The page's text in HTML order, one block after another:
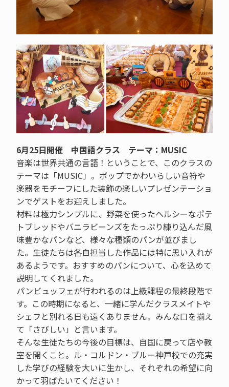
6月25日開催 中国語クラス テーマ：MUSIC
音楽は世界共通の言語！ということで、このクラスの
テーマは「MUSIC」。ポップでかわいらしい音符や
楽器をモチーフにした装飾の楽しいプレゼンテーショ
ンでゲストをお迎えしました。
材料は極力シンプルに、野菜を使ったヘルシーなポテ
トブレッドやバニラビーンズをたっぷり練り込んだ風
味豊かなパンなど、様々な種類のパンが並びまし
た。生徒たちは各自担当した作品には特に思い入れが
あるようです。おすすめのパンについて、心を込めて
説明してくれました。
パンビュッフェが行われるのは上級課程の最終段階で
す。この時期になると、一緒に学んだクラスメイトや
シェフと別れる日も遠くありません。みんな口を揃え
て「さびしい」と言います。
そんな生徒たちの今後の目標は、自国に戻って店や教
室を開くこと。ル・コルドン・ブルー神戸校での充実
した学びの経験を大いに生かし、それぞれの希望に向
かって羽ばたいてください！